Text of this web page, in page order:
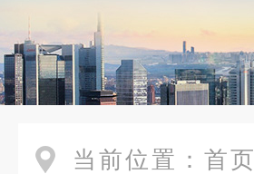
当前位置： 首页